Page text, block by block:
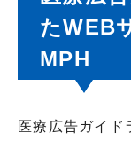
たWEB
MPH
医療広告ガイド